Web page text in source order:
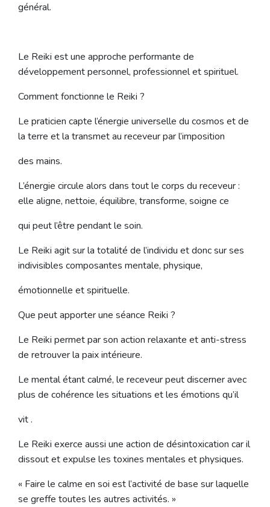
général.
Le Reiki est une approche performante de
développement personnel, professionnel et spirituel.
Comment fonctionne le Reiki ?
Le praticien capte l’énergie universelle du cosmos et de
la terre et la transmet au receveur par l’imposition
des mains.
L’énergie circule alors dans tout le corps du receveur :
elle aligne, nettoie, équilibre, transforme, soigne ce
qui peut l’être pendant le soin.
Le Reiki agit sur la totalité de l’individu et donc sur ses
indivisibles composantes mentale, physique,
émotionnelle et spirituelle.
Que peut apporter une séance Reiki ?
Le Reiki permet par son action relaxante et anti-stress
de retrouver la paix intérieure.
Le mental étant calmé, le receveur peut discerner avec
plus de cohérence les situations et les émotions qu’il
vit .
Le Reiki exerce aussi une action de désintoxication car il
dissout et expulse les toxines mentales et physiques.
« Faire le calme en soi est l’activité de base sur laquelle
se greffe toutes les autres activités. »